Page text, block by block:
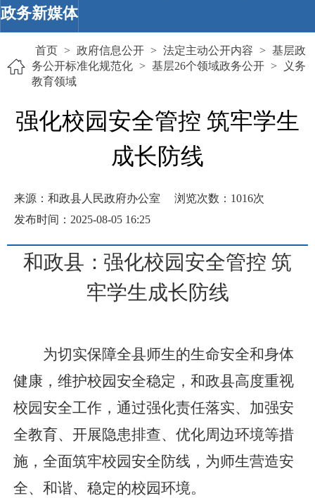
政务新媒体
首页 > 政府信息公开 > 法定主动公开内容 > 基层政
务公开标准化规范化 > 基层26个领域政务公开 >
义务
教育领域
强化校园安全管控 筑牢学生
成长防线
来源：和政县人民政府办公室 浏览次数： 1016次
发布时间：2025-08-05 16:25
和政县 ：强化校园安全管控 筑
牢学生成长防线
为切实保障全县师生的生命安全和身体
健康，维护校园安全稳定，和政县高度重视
校园安全工作，通过强化责任落实、加强安
全教育、开展隐患排查、优化周边环境等措
施，全面筑牢校园安全防线，为师生营造安
全、和谐、稳定的校园环境。